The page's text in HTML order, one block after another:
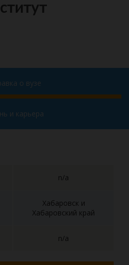
о вузе
и карьера
n/a
Хабаровск и
Хабаровский край
n/a